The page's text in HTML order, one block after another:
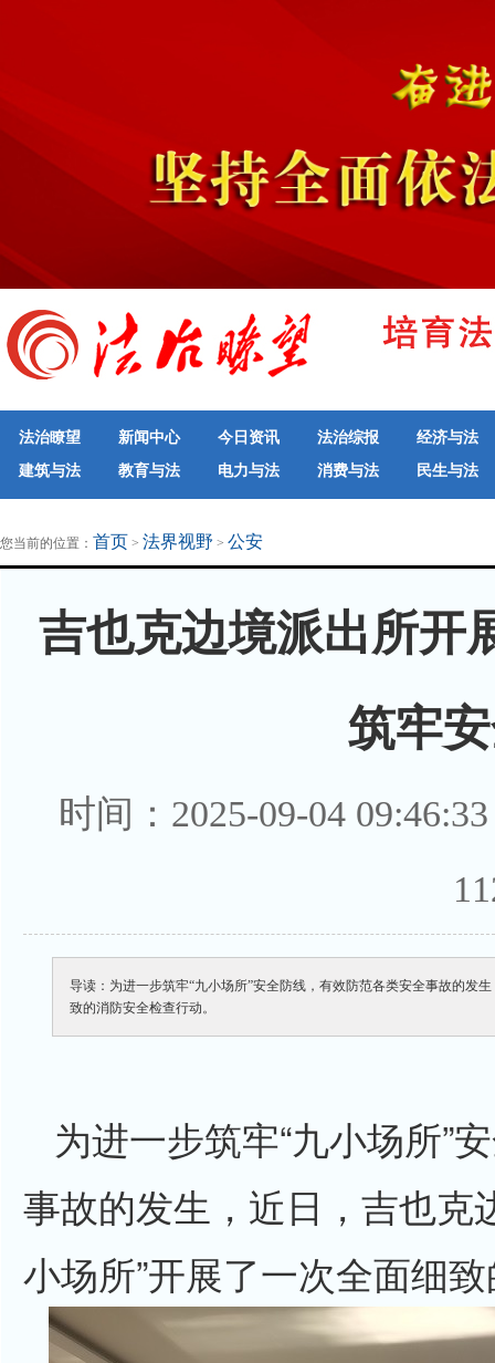
法治瞭望 新闻中心 今日资讯 法治综报
经济与法
建筑与法
教育与法 电力与法 消费与法
民生与法
地方法治联播
律师律所
您当前的位置： 首页 > 法界视野 > 公安
吉也克边境派出所开
筑牢
时间：2025-09-04
1
导读：为进一步筑牢“九小场所”安全防线，有效防范各类安全事故的发
致的消防安全检查行动。
为进一步筑牢“九小场所”
事故的发生，近日，吉也克
小场所”开展了一次全面细